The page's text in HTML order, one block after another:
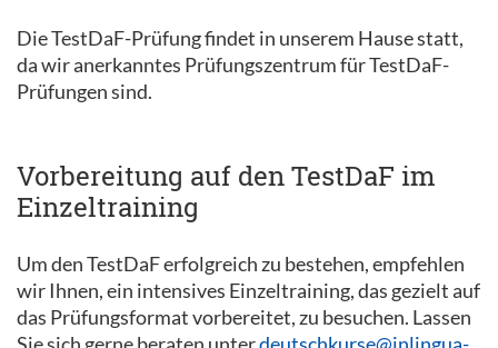
Die TestDaF-Prüfung findet in unserem Hause statt,
da wir anerkanntes Prüfungszentrum für TestDaF-
Prüfungen sind.
Vorbereitung auf den TestDaF im
Einzeltraining
Um den TestDaF erfolgreich zu bestehen, empfehlen
wir Ihnen, ein intensives Einzeltraining, das gezielt auf
das Prüfungsformat vorbereitet, zu besuchen. Lassen